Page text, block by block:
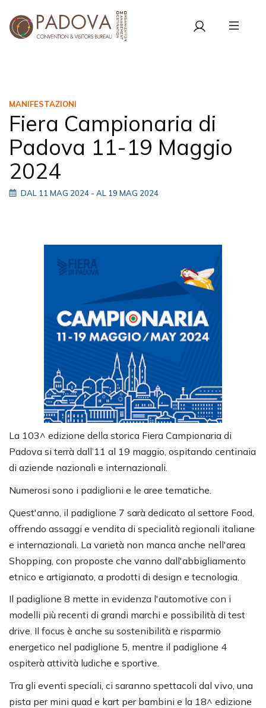
MANIFESTAZIONI
Fiera Campionaria di
Padova 11-19 Maggio
2024
DAL 11 MAG 2024 - AL 19 MAG 2024
La 103^ edizione della storica Fiera Campionaria di
Padova si terrà dall’11 al 19 maggio, ospitando centinaia
di aziende nazionali e internazionali.
Numerosi sono i padiglioni e le aree tematiche.
Quest'anno, il padiglione 7 sarà dedicato al settore Food,
offrendo assaggi e vendita di specialità regionali italiane
e internazionali. La varietà non manca anche nell'area
Shopping, con proposte che vanno dall'abbigliamento
etnico e artigianato, a prodotti di design e tecnologia.
Il padiglione 8 mette in evidenza l'automotive con i
modelli più recenti di grandi marchi e possibilità di test
drive. Il focus è anche su sostenibilità e risparmio
energetico nel padiglione 5, mentre il padiglione 4
ospiterà attività ludiche e sportive.
Tra gli eventi speciali, ci saranno spettacoli dal vivo, una
pista per mini quad e kart per bambini e la 18^ edizione